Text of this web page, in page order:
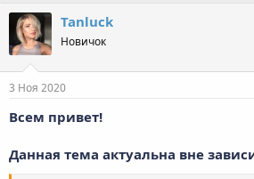
т
о
р
т
е
м
а
н
ч
а
Tanluck
Новичок
3 Ноя 2020
Всем привет!
Данная тема актуальна вне